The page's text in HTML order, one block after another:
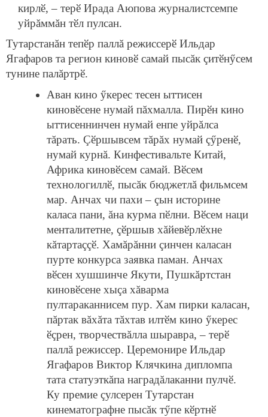
кирлӗ, – терӗ Ирада Аюпова журналистсемпе
уйрăммăн тӗл пулсан.
Тутарстанăн тепӗр паллă режиссерӗ Ильдар
Ягафаров та регион киновӗ самай пысăк çитӗнӳсем
тунине палăртрӗ.
Аван кино ӳкерес тесен ыттисен
киновӗсене нумай пăхмалла. Пирӗн кино
ыттисеннинчен нумай енпе уйрăлса
тăрать. Çӗршывсем тăрăх нумай çӳренӗ,
нумай курнă. Кинфестивальте Китай,
Африка киновӗсем самай. Вӗсем
технологиллӗ, пысăк бюджетлă фильмсем
мар. Анчах чи пахи – çын историне
каласа пани, ăна курма пӗлни. Вӗсем наци
менталитетне, çӗршыв хăйевӗрлӗхне
кăтартаççӗ. Хамăрăнни çинчен каласан
пурте конкурса заявка паман. Анчах
вӗсен хушшинче Якути, Пушкăртстан
киновӗсене хыçа хăварма
пултараканнисем пур. Хам пирки каласан,
пăртак вăхăта тăхтав илтӗм кино ӳкерес
ӗçрен, творчествăлла шыравра, – терӗ
паллă режиссер. Церемонире Ильдар
Ягафаров Виктор Клячкина дипломпа
тата статуэткăпа наградăлаканни пулчӗ.
Ку премие çулсерен Тутарстан
кинематографне пысăк тӳпе кӗртнӗ